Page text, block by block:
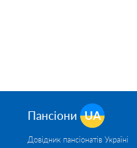
Пансіони UA
Довідник пансіонатів Україні